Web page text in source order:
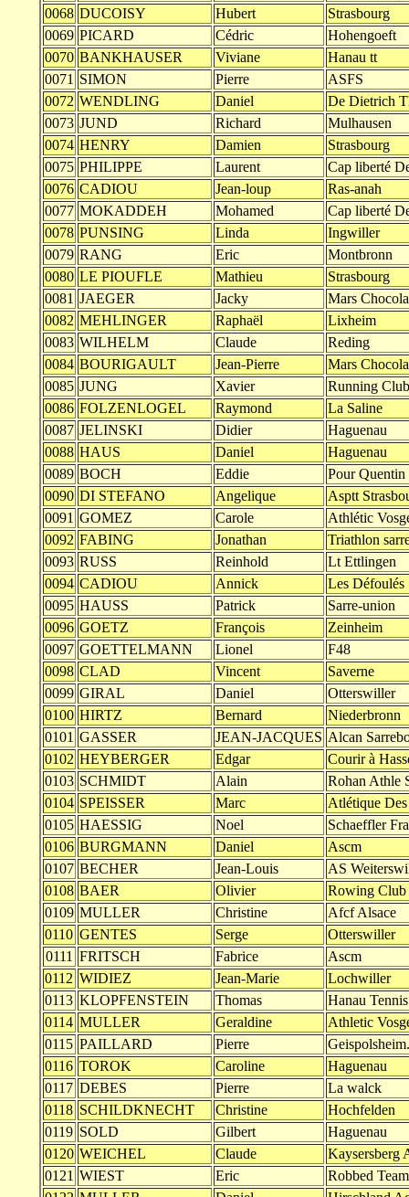
0068 DUCOISY Hubert
Strasbourg
0069 PICARD Cédric
Hohengoeft
0070 BANKHAUSER Viviane
Hanau tt
0071 SIMON Pierre
ASFS
0072 WENDLING Daniel
De Dietrich
0073 JUND Richard
Mulhausen
0074 HENRY Damien
Strasbourg
0075 PHILIPPE Laurent
Cap liberté
0076 CADIOU Jean-loup
Ras-anah
0077 MOKADDEH Mohamed
Cap liberté
0078 PUNSING Linda
Ingwiller
0079 RANG Eric
Montbronn
0080 LE PIOUFLE Mathieu
Strasbourg
0081 JAEGER Jacky
Mars
0082 MEHLINGER Raphaël
Lixheim
0083 WILHELM Claude
Reding
0084 BOURIGAULT Jean-Pierre
Mars
0085 JUNG Xavier
Running
0086 FOLZENLOGEL Raymond
La Saline
0087 JELINSKI Didier
Haguenau
0088 HAUS Daniel
Haguenau
0089 BOCH Eddie
Pour Quentin
0090 DI STEFANO Angelique
Asptt
0091 GOMEZ Carole
Athlétic
0092 FABING Jonathan
Triathlon
0093 RUSS Reinhold
Lt Ettlingen
0094 CADIOU Annick
Les Défoulés
0095 HAUSS Patrick
Sarre-union
0096 GOETZ François
Zeinheim
0097 GOETTELMANN Lionel
F48
0098 CLAD Vincent
Saverne
0099 GIRAL Daniel
Otterswiller
0100 HIRTZ Bernard
Niederbronn
0101 GASSER JEAN-JACQUES Alcan
0102 HEYBERGER Edgar
Courir à
0103 SCHMIDT Alain
Rohan Athle
0104 SPEISSER Marc
Atlétique
0105 HAESSIG Noel
Schaeffler
0106 BURGMANN Daniel
Ascm
0107 BECHER Jean-Louis
AS
0108 BAER Olivier
Rowing Club
0109 MULLER Christine
Afcf Alsace
0110 GENTES Serge
Otterswiller
0111 FRITSCH Fabrice
Ascm
0112 WIDIEZ Jean-Marie
Lochwiller
0113 KLOPFENSTEIN Thomas
Hanau
0114 MULLER Geraldine
Athletic
0115 PAILLARD Pierre
Geispolsheim.
0116 TOROK Caroline
Haguenau
0117 DEBES Pierre
La walck
0118 SCHILDKNECHT Christine
Hochfelden
0119 SOLD Gilbert
Haguenau
0120 WEICHEL Claude
Kaysersberg
0121 WIEST Eric
Robbed Team